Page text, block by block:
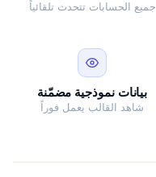
جميع الحسابات تتحدث تلقائياً
بيانات نموذجية مضمّنة
شاهد القالب يعمل فوراً